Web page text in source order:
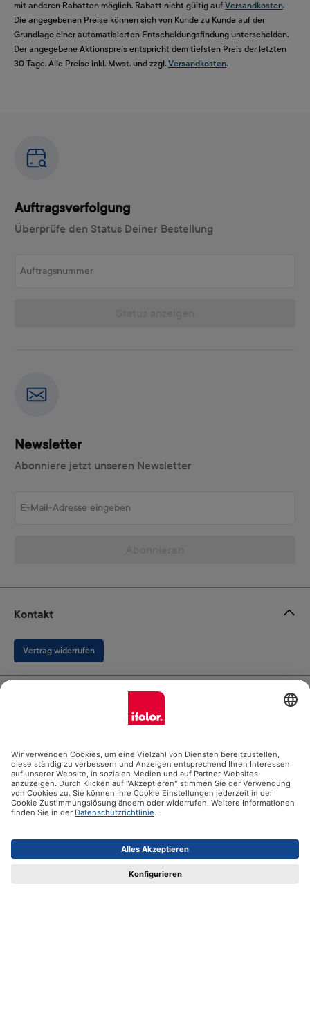
mit anderen Rabatten möglich. Rabatt nicht gültig auf Versandkosten.
Die angegebenen Preise können sich von Kunde zu Kunde auf der
Grundlage einer automatisierten Entscheidungsfindung unterscheiden.
Der angegebene Aktionspreis entspricht dem tiefsten Preis der letzten
30 Tage. Alle Preise inkl. Mwst. und zzgl. Versandkosten.
Auftragsverfolgung
Überprüfe den Status Deiner Bestellung
Newsletter
Abonniere jetzt unseren Newsletter
Kontakt
Vertrag widerrufen
Unsere Produkte
Hilfe